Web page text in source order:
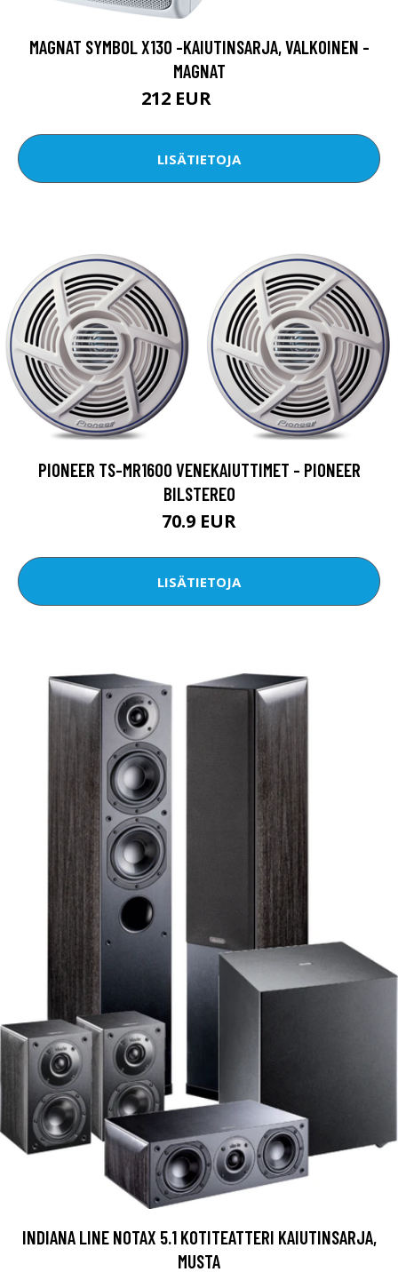
MAGNAT SYMBOL X130 -KAIUTINSARJA, VALKOINEN -
MAGNAT
212 EUR
LISÄTIETOJA
PIONEER TS-MR1600 VENEKAIUTTIMET - PIONEER
BILSTEREO
70.9 EUR
LISÄTIETOJA
INDIANA LINE NOTAX 5.1 KOTITEATTERI KAIUTINSARJA,
MUSTA